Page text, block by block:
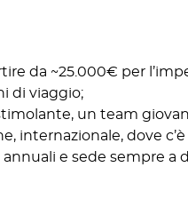
da ~25.000€ per
di viaggio;
un team
internazionale, dove
e sede sempre a